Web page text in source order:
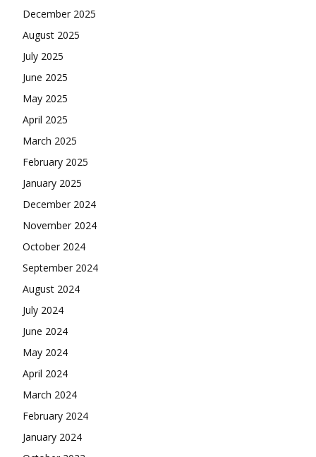
December 2025
August 2025
July 2025
June 2025
May 2025
April 2025
March 2025
February 2025
January 2025
December 2024
November 2024
October 2024
September 2024
August 2024
July 2024
June 2024
May 2024
April 2024
March 2024
February 2024
January 2024